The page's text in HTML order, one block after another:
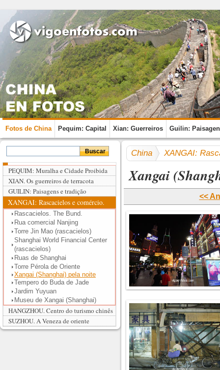
Fotos de China Pequim: Capital Xian: Guerreiros Guilin:
China XANGAI:
Xangai
<<
PEQUIM: Muralha e Cidade Proibida
XIAN. Os guerreiros de terracota
GUILIN: Paisagens e tradição
XANGAI: Rascacielos e comércio.
Rascacielos. The Bund.
Rua comercial Nanjing
Torre Jin Mao (rascacielos)
Shanghai World Financial Center
(rascacielos)
Ruas de Shanghai
Torre Pérola de Oriente
Xangai (Shanghai) pela noite
Tempero do Buda de Jade
Jardim Yuyuan
Museu de Xangai (Shanghai)
HANGZHOU. Centro do turismo chinês
SUZHOU. A Veneza de oriente